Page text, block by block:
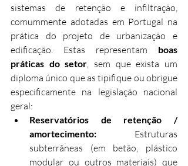
sistemas de retenção e infiltração,
comummente adotadas em Portugal na
prática do projeto de urbanização e
edificação. Estas representam boas
práticas do setor , sem que exista um
diploma único que as tipifique ou obrigue
especificamente na legislação nacional
geral:
Reservatórios de retenção /
amortecimento: Estruturas
subterrâneas (em betão, plástico
modular ou outros materiais) que